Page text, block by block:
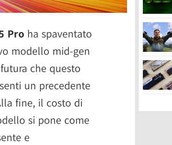
Pro ha spaventato
modello mid-gen
che questo
un precedente
fine, il costo di
si pone come
e